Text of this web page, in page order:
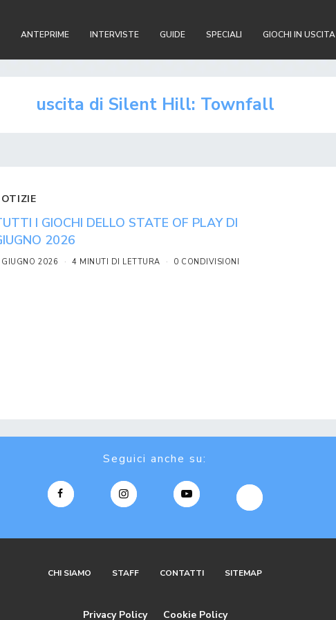
ANTEPRIME INTERVISTE GUIDE SPECIALI GIOCHI IN USCITA
uscita di Silent Hill: Townfall
I GIOCHI DELLO STATE OF PLAY DI
2026
2026 4 MINUTI DI LETTURA 0 CONDIVISIONI
Seguici anche su:
CHI SIAMO STAFF CONTATTI SITEMAP
Privacy Policy Cookie Policy